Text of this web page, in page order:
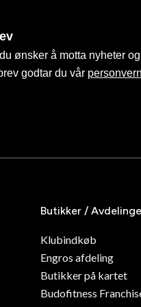
ønsker å motta nyheter
godtar du vår
Butikker /
Klubindkøb
Engros afdeling
Butikker på kartet
Budofitness